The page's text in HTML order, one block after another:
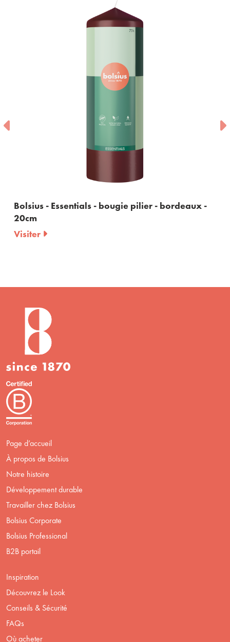
pilier - bordeaux -
Bolsius - Essentials -
Page d’accueil
À propos de Bolsius
Notre histoire
Développement durable
Travailler chez Bolsius
Bolsius Corporate
Bolsius Professional
B2B portail
Inspiration
Découvrez le Look
Conseils & Sécurité
FAQs
Où acheter